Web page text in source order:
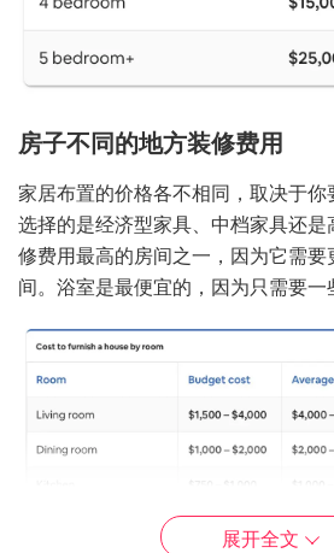
房子不同的地方装修费用
家居布置的价格各不相同，取决于
选择的是经济型家具、中档家具还
修费用最高的房间之一，因为它需
间。浴室是最便宜的，因为只需要一
展开全文